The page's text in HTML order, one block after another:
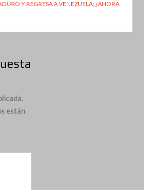
Y REGRESA A VENEZUELA; ¿AHORA
están